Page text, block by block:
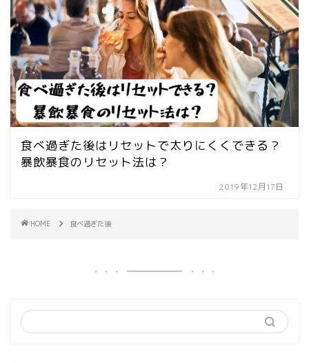
食べ過ぎた後はリセットで太りにくくできる？
暴飲暴食のリセット法は？
2019年12月17日
HOME 食べ過ぎた後